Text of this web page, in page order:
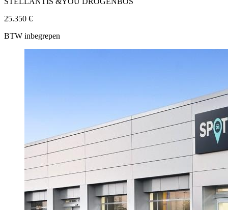
25.350 €
BTW inbegrepen